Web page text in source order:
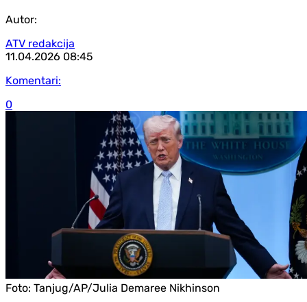
Autor:
ATV redakcija
11.04.2026 08:45
Komentari:
0
Foto: Tanjug/AP/Julia Demaree Nikhinson